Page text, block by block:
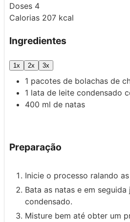
Doses 4
Calorias 207 kcal
Ingredientes
1x 2x 3x
1 pacotes de bolachas de
1 lata de leite condensado
400 ml de natas
Preparação
Inicie o processo ralando
Bata as natas e em
condensado.
Misture bem até obter um